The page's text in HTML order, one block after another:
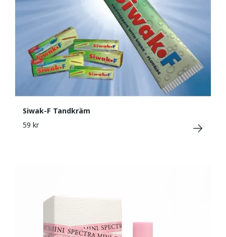
Siwak-F Tandkräm
59 kr